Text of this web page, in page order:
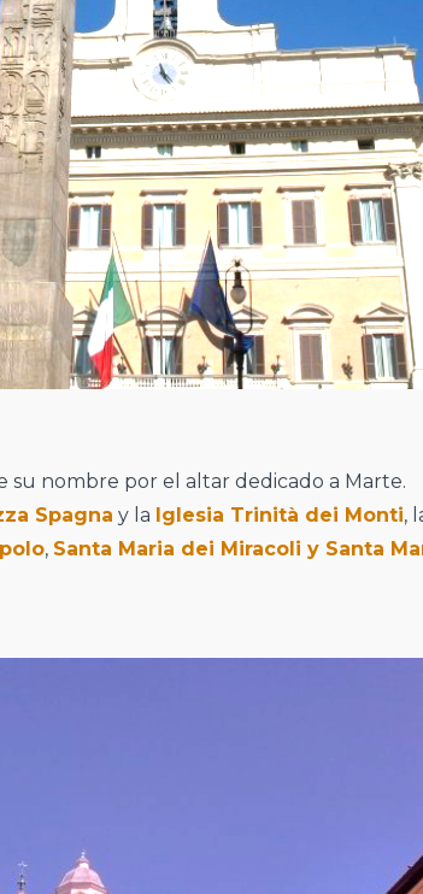
su nombre por el altar dedicado a Marte.
Spagna y la Iglesia Trinità dei Monti,
, Santa Maria dei Miracoli y Santa